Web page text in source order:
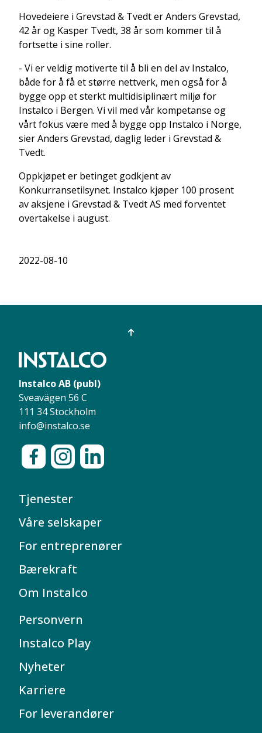
Hovedeiere i Grevstad & Tvedt er Anders Grevstad,
42 år og Kasper Tvedt, 38 år som kommer til å
fortsette i sine roller.
- Vi er veldig motiverte til å bli en del av Instalco,
både for å få et større nettverk, men også for å
bygge opp et sterkt multidisiplinært miljø for
Instalco i Bergen. Vi vil med vår kompetanse og
vårt fokus være med å bygge opp Instalco i Norge,
sier Anders Grevstad, daglig leder i Grevstad &
Tvedt.
Oppkjøpet er betinget godkjent av
Konkurransetilsynet. Instalco kjøper 100 prosent
av aksjene i Grevstad & Tvedt AS med forventet
overtakelse i august.
2022-08-10
Instalco AB (publ)
Sveavägen 56 C
111 34 Stockholm
info@instalco.se
Tjenester
Våre selskaper
For entreprenører
Bærekraft
Om Instalco
Personvern
Instalco Play
Nyheter
Karriere
For leverandører